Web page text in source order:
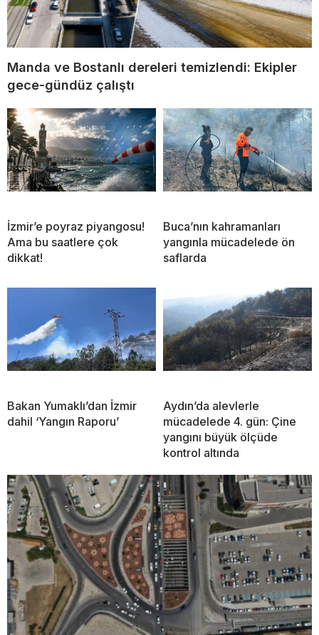
Manda ve Bostanlı dereleri temizlendi: Ekipler
gece-gündüz çalıştı
İzmir’e poyraz piyangosu!
Ama bu saatlere çok
dikkat!
Buca’nın kahramanları
yangınla mücadelede ön
saflarda
Bakan Yumaklı’dan İzmir
dahil ‘Yangın Raporu’
Aydın’da alevlerle
mücadelede 4. gün: Çine
yangını büyük ölçüde
kontrol altında